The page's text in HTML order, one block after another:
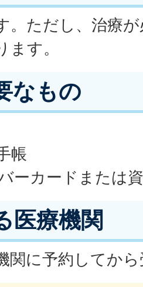
。ただし、治療
ます。
なもの
帳
ーカードまたは
医療機関
関に予約してか